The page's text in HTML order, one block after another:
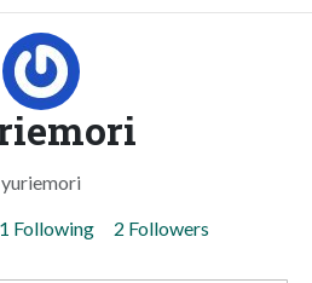
yuriemori
1 Following 2 Followers